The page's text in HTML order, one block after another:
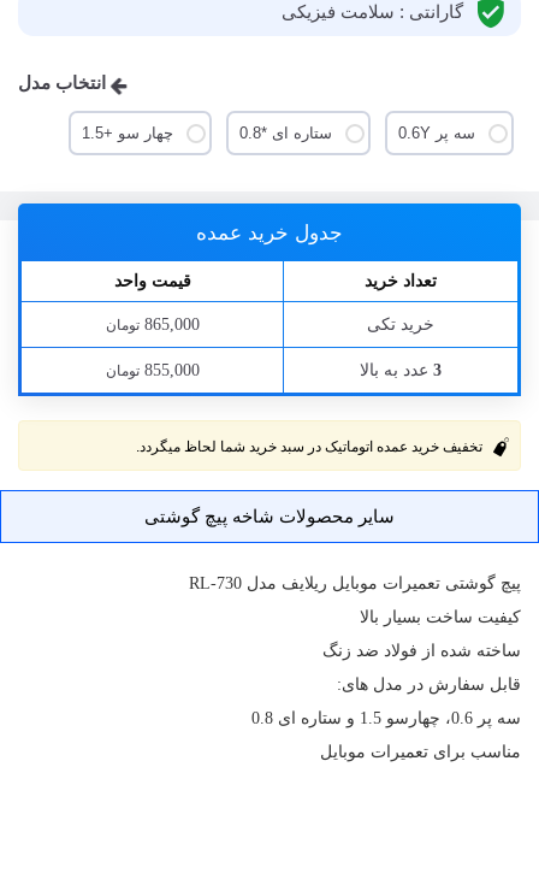
گارانتی : سلامت فیزیکی
انتخاب مدل
سه پر 0.6Y ستاره ای *0.8 چهار سو +1.5
جدول خرید عمده
تعداد خرید قیمت واحد
خرید تکی 865,000 تومان
3 عدد به بالا 855,000 تومان
تخفیف خرید عمده اتوماتیک در سبد خرید شما لحاظ میگردد.
سایر محصولات شاخه پیچ گوشتی
پیچ گوشتی تعمیرات موبایل ریلایف مدل RL-730
کیفیت ساخت بسیار بالا
ساخته شده از فولاد ضد زنگ
قابل سفارش در مدل های:
سه پر 0.6، چهارسو 1.5 و ستاره ای 0.8
مناسب برای تعمیرات موبایل